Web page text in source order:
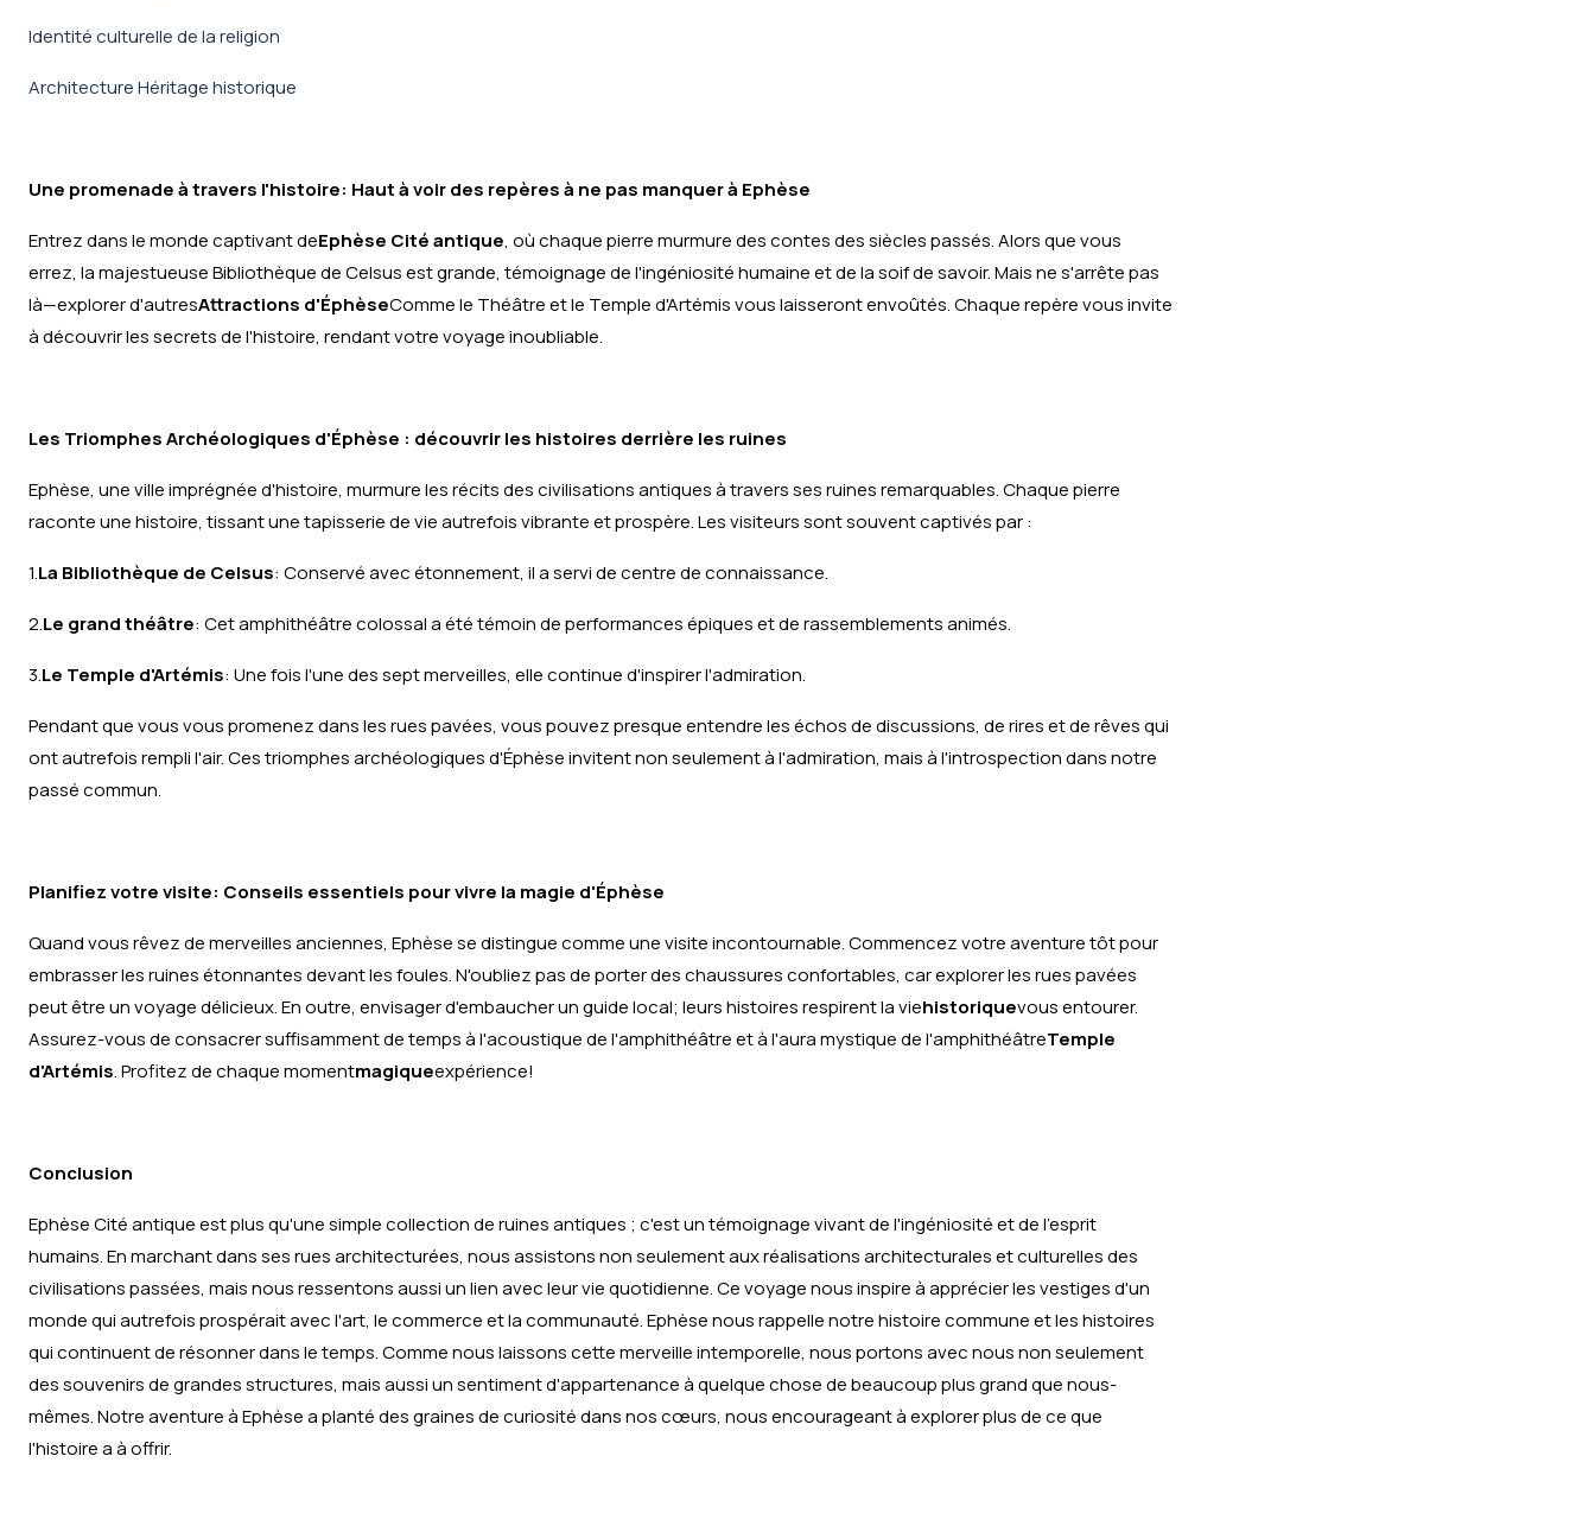
Identité culturelle de la religion
Architecture Héritage historique
Une promenade à travers l'histoire: Haut à voir des repères à ne pas manquer à Ephèse
Entrez dans le monde captivant deEphèse Cité antique, où chaque pierre murmure des contes des siècles passés. Alors que vous
errez, la majestueuse Bibliothèque de Celsus est grande, témoignage de l'ingéniosité humaine et de la soif de savoir. Mais ne s'arrête pas
là—explorer d'autresAttractions d'ÉphèseComme le Théâtre et le Temple d'Artémis vous laisseront envoûtés. Chaque repère vous invite
à découvrir les secrets de l'histoire, rendant votre voyage inoubliable.
Les Triomphes Archéologiques d'Éphèse : découvrir les histoires derrière les ruines
Ephèse, une ville imprégnée d'histoire, murmure les récits des civilisations antiques à travers ses ruines remarquables. Chaque pierre
raconte une histoire, tissant une tapisserie de vie autrefois vibrante et prospère. Les visiteurs sont souvent captivés par :
1.La Bibliothèque de Celsus: Conservé avec étonnement, il a servi de centre de connaissance.
2.Le grand théâtre: Cet amphithéâtre colossal a été témoin de performances épiques et de rassemblements animés.
3.Le Temple d'Artémis: Une fois l'une des sept merveilles, elle continue d'inspirer l'admiration.
Pendant que vous vous promenez dans les rues pavées, vous pouvez presque entendre les échos de discussions, de rires et de rêves qui
ont autrefois rempli l'air. Ces triomphes archéologiques d'Éphèse invitent non seulement à l'admiration, mais à l'introspection dans notre
passé commun.
Planifiez votre visite: Conseils essentiels pour vivre la magie d'Éphèse
Quand vous rêvez de merveilles anciennes, Ephèse se distingue comme une visite incontournable. Commencez votre aventure tôt pour
embrasser les ruines étonnantes devant les foules. N'oubliez pas de porter des chaussures confortables, car explorer les rues pavées
peut être un voyage délicieux. En outre, envisager d'embaucher un guide local; leurs histoires respirent la viehistoriquevous entourer.
Assurez-vous de consacrer suffisamment de temps à l'acoustique de l'amphithéâtre et à l'aura mystique de l'amphithéâtreTemple
d'Artémis. Profitez de chaque momentmagiqueexpérience!
Conclusion
Ephèse Cité antique est plus qu'une simple collection de ruines antiques ; c'est un témoignage vivant de l'ingéniosité et de l'esprit
humains. En marchant dans ses rues architecturées, nous assistons non seulement aux réalisations architecturales et culturelles des
civilisations passées, mais nous ressentons aussi un lien avec leur vie quotidienne. Ce voyage nous inspire à apprécier les vestiges d'un
monde qui autrefois prospérait avec l'art, le commerce et la communauté. Ephèse nous rappelle notre histoire commune et les histoires
qui continuent de résonner dans le temps. Comme nous laissons cette merveille intemporelle, nous portons avec nous non seulement
des souvenirs de grandes structures, mais aussi un sentiment d'appartenance à quelque chose de beaucoup plus grand que nous-
mêmes. Notre aventure à Ephèse a planté des graines de curiosité dans nos cœurs, nous encourageant à explorer plus de ce que
l'histoire a à offrir.